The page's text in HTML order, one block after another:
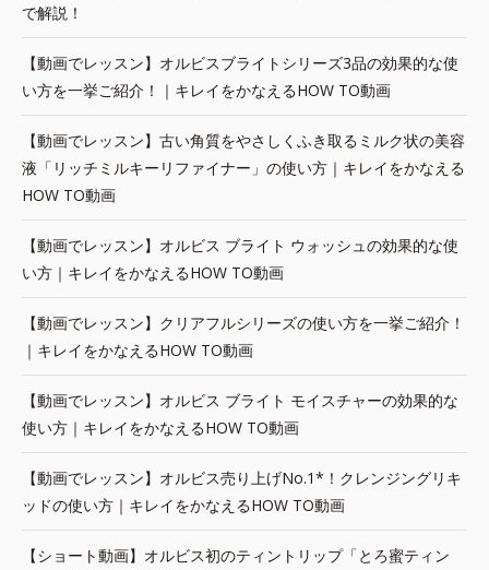
で解説！
【動画でレッスン】オルビスブライトシリーズ3品の効果的な使
い方を一挙ご紹介！｜キレイをかなえるHOW TO動画
【動画でレッスン】古い角質をやさしくふき取るミルク状の美容
液「リッチミルキーリファイナー」の使い方｜キレイをかなえる
HOW TO動画
【動画でレッスン】オルビス ブライト ウォッシュの効果的な使
い方｜キレイをかなえるHOW TO動画
【動画でレッスン】クリアフルシリーズの使い方を一挙ご紹介！
｜キレイをかなえるHOW TO動画
【動画でレッスン】オルビス ブライト モイスチャーの効果的な
使い方｜キレイをかなえるHOW TO動画
【動画でレッスン】オルビス売り上げNo.1*！クレンジングリキ
ッドの使い方｜キレイをかなえるHOW TO動画
【ショート動画】オルビス初のティントリップ「とろ蜜ティン